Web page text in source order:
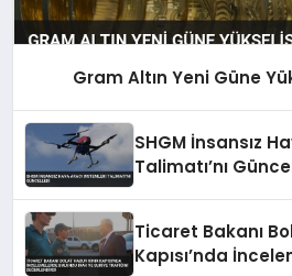
Gram Altın Yeni Güne
SHGM İnsansız
Talimatı’nı
Ticaret Bakanı
Kapısı’nda